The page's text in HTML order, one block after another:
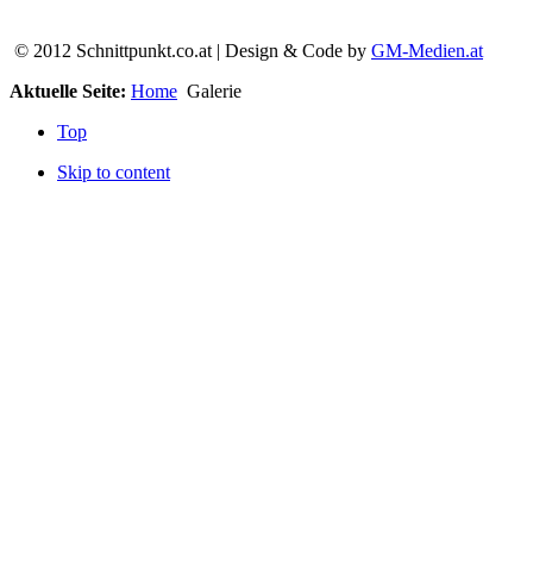
© 2012 Schnittpunkt.co.at | Design & Code by GM-Medien.at
Aktuelle Seite: Home Galerie
Top
Skip to content